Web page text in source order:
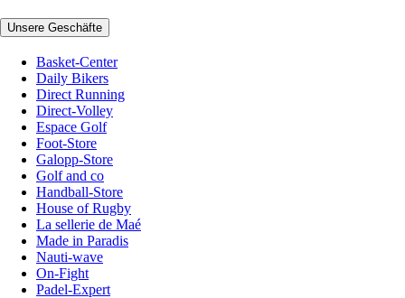
Unsere Geschäfte
Basket-Center
Daily Bikers
Direct Running
Direct-Volley
Espace Golf
Foot-Store
Galopp-Store
Golf and co
Handball-Store
House of Rugby
La sellerie de Maé
Made in Paradis
Nauti-wave
On-Fight
Padel-Expert